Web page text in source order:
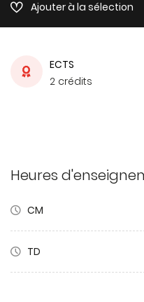
Ajouter à la sélection
ECTS
2 crédits
Heures
CM
TD